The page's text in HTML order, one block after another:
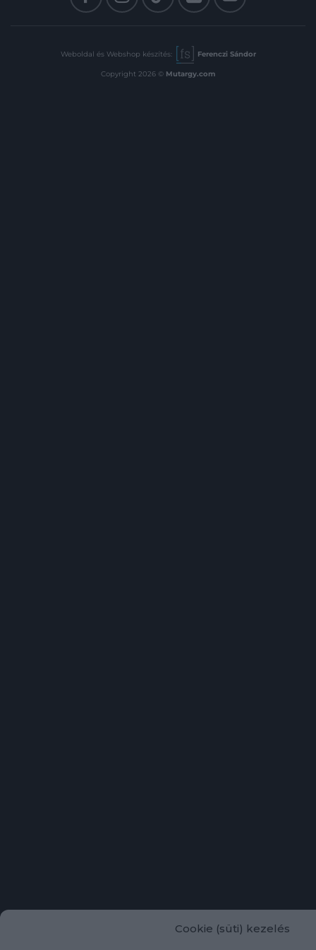
Cookie (süti) kezelés
Weboldal és Webshop készítés: Ferenczi Sándor
Copyright 2026 © Mutargy.com